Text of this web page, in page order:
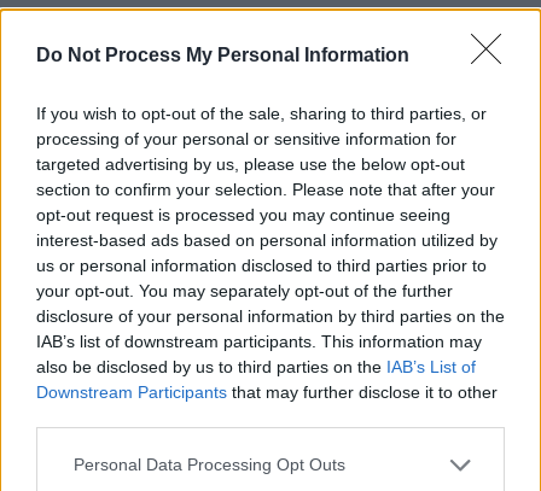
Do Not Process My Personal Information
If you wish to opt-out of the sale, sharing to third parties, or
processing of your personal or sensitive information for
targeted advertising by us, please use the below opt-out
section to confirm your selection. Please note that after your
opt-out request is processed you may continue seeing
interest-based ads based on personal information utilized by
us or personal information disclosed to third parties prior to
your opt-out. You may separately opt-out of the further
disclosure of your personal information by third parties on the
IAB’s list of downstream participants. This information may
also be disclosed by us to third parties on the IAB’s List of
Downstream Participants that may further disclose it to other
Please note that this website/app uses one or more Google
Personal Data Processing Opt Outs
O πρόεδρος τουιρανικούκοινοβουλίου,
Μοχάμεντ Μπαγκέρ Γκαλιμπάφ,πέταξε από
την Τεχεράνη στο Ισλαμαμπάντμε την
έγκριση τόσο των αμερικανικών όσο και των
ισραηλινών αρχών, σύμφωνα με πακιστανικά
μέσα ενημέρωσης.
Όπως αναφέρει οπακιστανικόςΤύπος και τα
social media της χώρας, αυτός ο
ασυνήθιστος συντονισμόςπιθανόν να
σηματοδοτεί μιαστροφή προς μυστική
διπλωματίαυψηλού επιπέδου.